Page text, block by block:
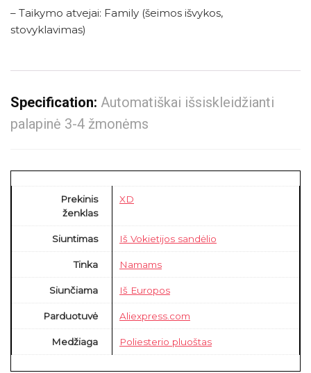
– Taikymo atvejai: Family (šeimos išvykos,
stovyklavimas)
Specification: Automatiškai išsiskleidžianti
palapinė 3-4 žmonėms
Prekinis
ženklas
XD
Siuntimas Iš Vokietijos sandėlio
Tinka Namams
Siunčiama Iš Europos
Parduotuvė Aliexpress.com
Medžiaga Poliesterio pluoštas